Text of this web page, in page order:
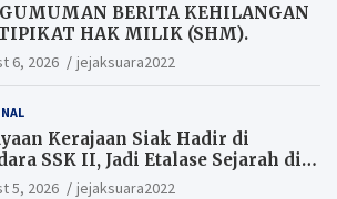
BERITA KEHILANGAN
HAK MILIK (SHM).
6, 2026 jejaksuara2022
Kerajaan Siak Hadir di
SSK II, Jadi Etalase Sejarah di
Riau
5, 2026 jejaksuara2022